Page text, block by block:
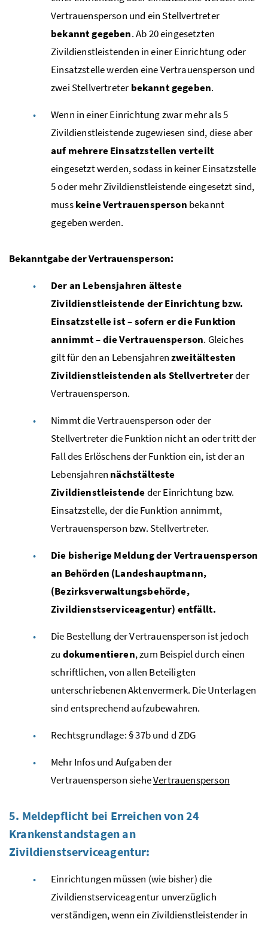
Vertrauensperson und ein Stellvertreter
bekannt gegeben. Ab 20 eingesetzten
Zivildienstleistenden in einer Einrichtung oder
Einsatzstelle werden eine Vertrauensperson und
zwei Stellvertreter bekannt gegeben.
Wenn in einer Einrichtung zwar mehr als 5
Zivildienstleistende zugewiesen sind, diese aber
auf mehrere Einsatzstellen verteilt
eingesetzt werden, sodass in keiner Einsatzstelle
5 oder mehr Zivildienstleistende eingesetzt sind,
musskeine Vertrauensperson bekannt
gegeben werden.
Bekanntgabe der Vertrauensperson:
Der an Lebensjahren älteste
Zivildienstleistende der Einrichtung bzw.
Einsatzstelle ist – sofern er die Funktion
annimmt – die Vertrauensperson. Gleiches
gilt für den an Lebensjahrenzweitältesten
Zivildienstleistenden als Stellvertreterder
Vertrauensperson.
Nimmt die Vertrauensperson oder der
Stellvertreter die Funktion nicht an oder tritt der
Fall des Erlöschens der Funktion ein, ist der an
Lebensjahren nächstälteste
Zivildienstleistendeder Einrichtung bzw.
Einsatzstelle, der die Funktion annimmt,
Vertrauensperson bzw. Stellvertreter.
Die bisherige Meldung der Vertrauensperson
an Behörden (Landeshauptmann,
(Bezirksverwaltungsbehörde,
Zivildienstserviceagentur) entfällt.
Die Bestellung der Vertrauensperson ist jedoch
zu dokumentieren, zum Beispiel durch einen
schriftlichen, von allen Beteiligten
unterschriebenen Aktenvermerk. Die Unterlagen
sind entsprechend aufzubewahren.
Rechtsgrundlage: § 37b und dZDG
Mehr Infos und Aufgaben der
Vertrauensperson sieheVertrauensperson
5. Meldepflicht bei Erreichen von 24
Krankenstandstagen an
Zivildienstserviceagentur:
Einrichtungen müssen (wie bisher) die
Zivildienstserviceagentur unverzüglich
verständigen, wenn ein Zivildienstleistender in